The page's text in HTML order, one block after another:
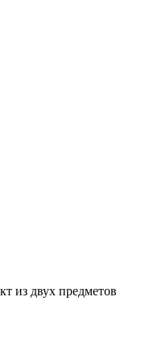
из двух предметов